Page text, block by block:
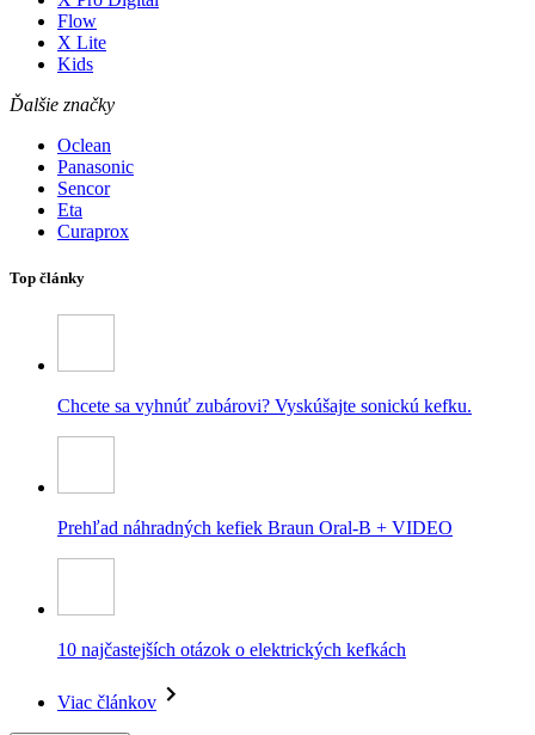
Flow
X Lite
Kids
Ďalšie značky
Oclean
Panasonic
Sencor
Eta
Curaprox
Top články
Chcete sa vyhnúť zubárovi? Vyskúšajte sonickú kefku.
Prehľad náhradných kefiek Braun Oral-B + VIDEO
10 najčastejších otázok o elektrických kefkách
Viac článkov